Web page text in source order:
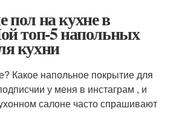
на кухне в
топ-5 напольных
кухни
Какое напольное покрытие для
у меня в инстаграм , и
салоне часто спрашивают